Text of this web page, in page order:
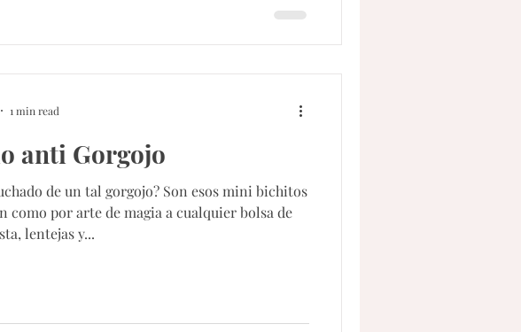
anti Gorgojo
de un tal gorgojo? Son esos mini bichitos
como por arte de magia a cualquier bolsa de
lentejas y...
1 min read